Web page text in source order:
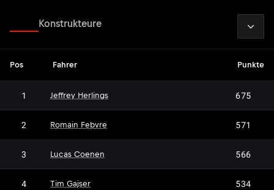
Konstrukteure
Pos Fahrer Punkte
1 Jeffrey Herlings 675
2 Romain Febvre 571
3 Lucas Coenen 566
4 Tim Gajser 534